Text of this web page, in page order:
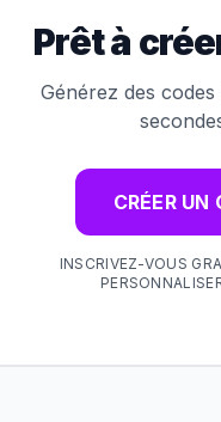
Prêt à
Générez des
CRÉER UN
INSCRIVEZ-VOUS